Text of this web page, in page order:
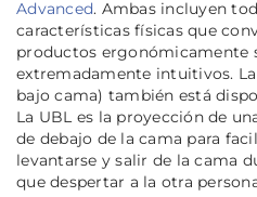
Advanced. Ambas incluyen
características físicas que
productos ergonómicamente
extremadamente intuitivos.
bajo cama) también está
La UBL es la proyección de
de debajo de la cama para
levantarse y salir de la cama
que despertar a la otra